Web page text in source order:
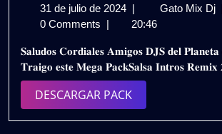
31 de julio de 2024 31
de
de
2024
| Gato Mix Dj
0 Comments | 20:46
𝐒𝐚𝐥𝐮𝐝𝐨𝐬 𝐂𝐨𝐫𝐝𝐢𝐚𝐥𝐞𝐬 𝐀𝐦𝐢𝐠𝐨𝐬 𝐃𝐉𝐒 𝐝𝐞𝐥 𝐏𝐥𝐚𝐧𝐞𝐭𝐚
𝐓𝐫𝐚𝐢𝐠𝐨 𝐞𝐬𝐭𝐞 𝐌𝐞𝐠𝐚 𝐏𝐚𝐜𝐤𝐒𝐚𝐥𝐬𝐚 𝐈𝐧𝐭𝐫𝐨𝐬 𝐑𝐞𝐦𝐢𝐱
DESCARGAR PACKDESCARGAR
PACK